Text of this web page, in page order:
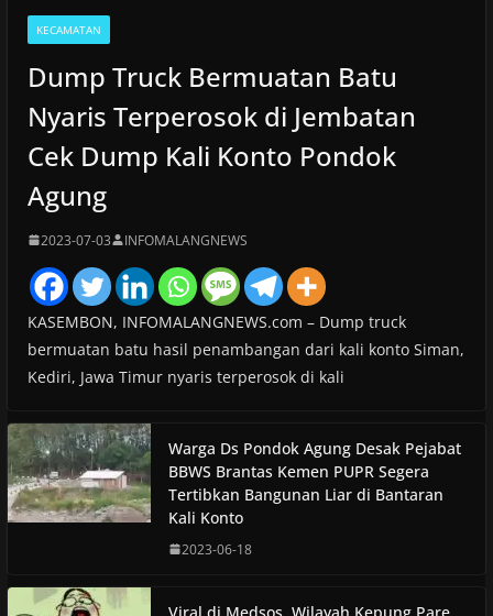
KECAMATAN
Dump Truck Bermuatan Batu
Nyaris Terperosok di Jembatan
Cek Dump Kali Konto Pondok
Agung
2023-07-03 INFOMALANGNEWS
KASEMBON, INFOMALANGNEWS.com – Dump truck
bermuatan batu hasil penambangan dari kali konto Siman,
Kediri, Jawa Timur nyaris terperosok di kali
Warga Ds Pondok Agung Desak Pejabat
BBWS Brantas Kemen PUPR Segera
Tertibkan Bangunan Liar di Bantaran
Kali Konto
2023-06-18